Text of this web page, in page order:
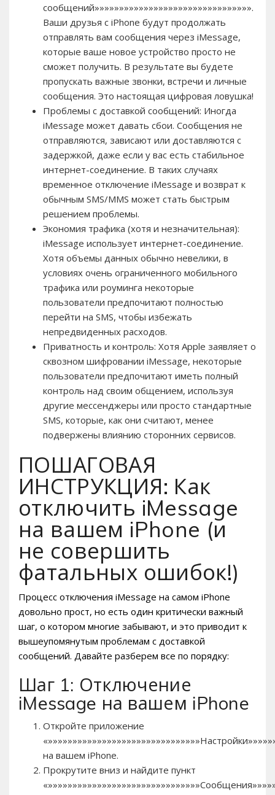
сообщений»»»»»»»»»»»»»»»»»»»»»»»»»»»»»»»».
Ваши друзья с iPhone будут продолжать
отправлять вам сообщения через iMessage,
которые ваше новое устройство просто не
сможет получить. В результате вы будете
пропускать важные звонки, встречи и личные
сообщения. Это настоящая цифровая ловушка!
Проблемы с доставкой сообщений: Иногда
iMessage может давать сбои. Сообщения не
отправляются, зависают или доставляются с
задержкой, даже если у вас есть стабильное
интернет-соединение. В таких случаях
временное отключение iMessage и возврат к
обычным SMS/MMS может стать быстрым
решением проблемы.
Экономия трафика (хотя и незначительная):
iMessage использует интернет-соединение.
Хотя объемы данных обычно невелики, в
условиях очень ограниченного мобильного
трафика или роуминга некоторые
пользователи предпочитают полностью
перейти на SMS, чтобы избежать
непредвиденных расходов.
Приватность и контроль: Хотя Apple заявляет о
сквозном шифровании iMessage, некоторые
пользователи предпочитают иметь полный
контроль над своим общением, используя
другие мессенджеры или просто стандартные
SMS, которые, как они считают, менее
подвержены влиянию сторонних сервисов.
ПОШАГОВАЯ
ИНСТРУКЦИЯ: Как
отключить iMessage
на вашем iPhone (и
не совершить
фатальных ошибок!)
Процесс отключения iMessage на самом iPhone
довольно прост, но есть один критически важный
шаг, о котором многие забывают, и это приводит к
вышеупомянутым проблемам с доставкой
сообщений. Давайте разберем все по порядку:
Шаг 1: Отключение
iMessage на вашем iPhone
Откройте приложение
на вашем iPhone.
Прокрутите вниз и найдите пункт